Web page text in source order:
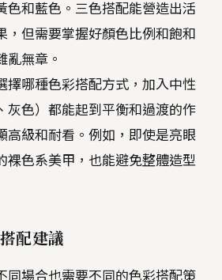
色和藍色。三色搭配能營造出活
，但需要掌握好顏色比例和飽和
亂無章。
擇哪種色彩搭配方式，加入中性
灰色）都能起到平衡和過渡的作
高級和耐看。例如，即使是亮眼
裸色系美甲，也能避免整體造型
配建議
同場合也需要不同的色彩搭配策